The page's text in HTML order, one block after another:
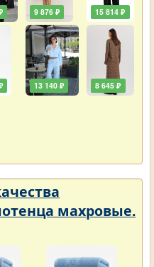
9 876 ₽
13 140 ₽
15 814 ₽
8 645 ₽
махровые.